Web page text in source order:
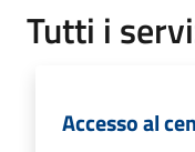
Tutti i
Accesso al